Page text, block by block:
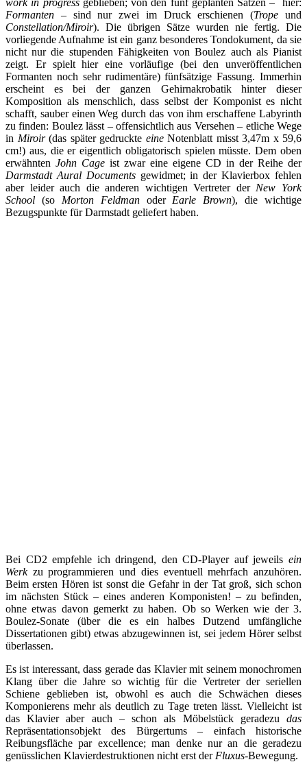
Formanten – sind nur zwei im Druck erschienen (Tropeund
Constellation/Miroir). Die übrigen Sätze wurden nie fertig. Die
vorliegende Aufnahme ist ein ganz besonderes Tondokument, da sie
nicht nur die stupenden Fähigkeiten von Boulez auch als Pianist
zeigt. Er spielt hier eine vorläufige (bei den unveröffentlichen
Formanten noch sehr rudimentäre) fünfsätzige Fassung. Immerhin
erscheint es bei der ganzen Gehirnakrobatik hinter dieser
Komposition als menschlich, dass selbst der Komponist es nicht
schafft, sauber einen Weg durch das von ihm erschaffene Labyrinth
zu finden: Boulez lässt – offensichtlich aus Versehen – etliche Wege
in Miroir (das später gedruckte eine Notenblatt misst 3,47m x 59,6
cm!) aus, die er eigentlich obligatorisch spielen müsste. Dem oben
erwähnten John Cage ist zwar eine eigene CD in der Reihe der
Darmstadt Aural Documentsgewidmet; in der Klavierbox fehlen
aber leider auch die anderen wichtigen Vertreter der New York
School (so Morton Feldman oder Earle Brown), die wichtige
Bezugspunkte für Darmstadt geliefert haben.
Bei CD2 empfehle ich dringend, den CD-Player auf jeweils ein
Werkzu programmieren und dies eventuell mehrfach anzuhören.
Beim ersten Hören ist sonst die Gefahr in der Tat groß, sich schon
im nächsten Stück – eines anderen Komponisten! – zu befinden,
ohne etwas davon gemerkt zu haben. Ob so Werken wie der 3.
Boulez-Sonate (über die es ein halbes Dutzend umfängliche
Dissertationen gibt) etwas abzugewinnen ist, sei jedem Hörer selbst
überlassen.
Es ist interessant, dass gerade das Klavier mit seinem monochromen
Klang über die Jahre so wichtig für die Vertreter der seriellen
Schiene geblieben ist, obwohl es auch die Schwächen dieses
Komponierens mehr als deutlich zu Tage treten lässt. Vielleicht ist
das Klavier aber auch – schon als Möbelstück geradezu das
Repräsentationsobjekt des Bürgertums – einfach historische
Reibungsfläche par excellence; man denke nur an die geradezu
genüsslichen Klavierdestruktionen nicht erst der Fluxus-Bewegung.